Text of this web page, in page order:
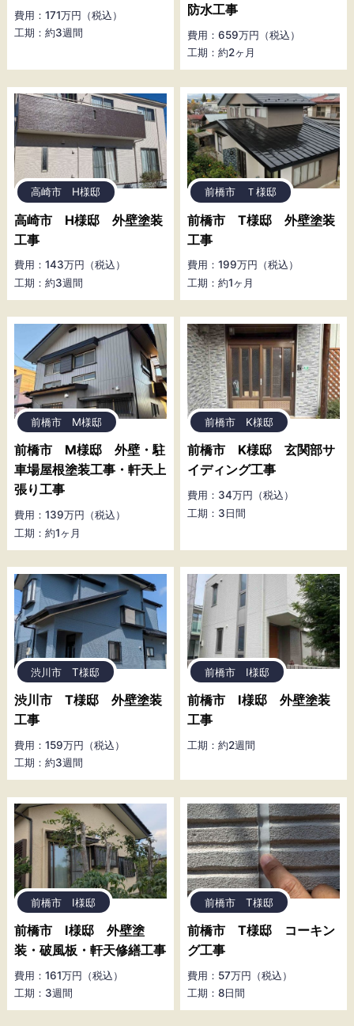
費用：171万円（税込）
工期：約3週間
防水工事
費用：659万円（税込）
工期：約2ヶ月
高崎市 H様邸
高崎市 H様邸 外壁塗装
工事
費用：143万円（税込）
工期：約3週間
前橋市 Ｔ様邸
前橋市 T様邸 外壁塗装
工事
費用：199万円（税込）
工期：約1ヶ月
前橋市 M様邸
前橋市 M様邸 外壁・駐
車場屋根塗装工事・軒天上
張り工事
費用：139万円（税込）
工期：約1ヶ月
前橋市 K様邸
前橋市 K様邸 玄関部サ
イディング工事
費用：34万円（税込）
工期：3日間
渋川市 T様邸
渋川市 T様邸 外壁塗装
工事
費用：159万円（税込）
工期：約3週間
前橋市 I様邸
前橋市 I様邸 外壁塗装
工事
工期：約2週間
前橋市 I様邸
前橋市 I様邸 外壁塗
装・破風板・軒天修繕工事
費用：161万円（税込）
工期：3週間
前橋市 T様邸
前橋市 T様邸 コーキン
グ工事
費用：57万円（税込）
工期：8日間